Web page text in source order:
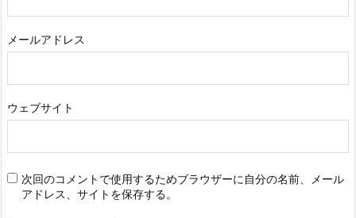
メールアドレス
ウェブサイト
次回のコメントで使用するためブラウザーに自分の名前、メール
アドレス、サイトを保存する。